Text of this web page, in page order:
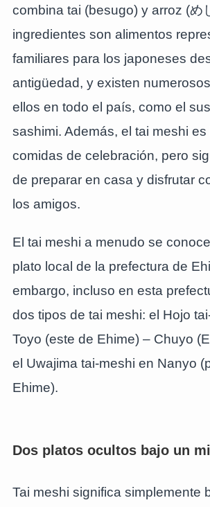
combina tai (besugo) y arroz (め
ingredientes son alimentos
familiares para los japoneses
antigüedad, y existen
ellos en todo el país, como el
sashimi. Además, el tai meshi
comidas de celebración, pero
de preparar en casa y disfrutar
los amigos.
El tai meshi a menudo se
plato local de la prefectura de
embargo, incluso en esta
dos tipos de tai meshi: el Hojo
Toyo (este de Ehime) – Chuyo
el Uwajima tai-meshi en Nanyo
Ehime).
Dos platos ocultos bajo un
Tai meshi significa simplemente